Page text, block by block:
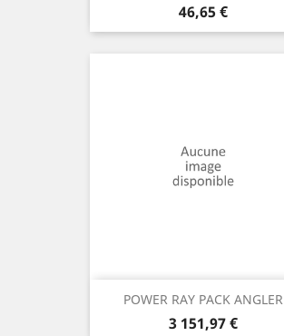
Prix
46,65 €
POWER RAY PACK ANGLER
Prix
3 151,97 €